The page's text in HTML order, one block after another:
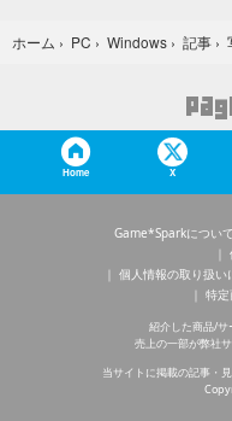
ホーム › PC › Windows › 記事 ›
Home X
Game*Sparkについて
個人情報の取り扱い
特
紹介した商品/サ
売上の一部が弊社
当サイトに掲載の記事・